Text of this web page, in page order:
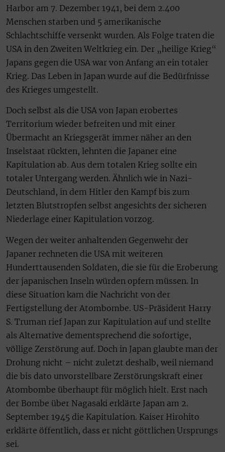
Harbor am 7. Dezember 1941, bei dem 2.400
Menschen starben und 5 amerikanische
Schlachtschiffe versenkt wurden. Als Folge traten die
USA in den Zweiten Weltkrieg ein. Der „heilige Krieg“
Japans gegen die USA war von Anfang an ein totaler
Krieg. Das Leben in Japan wurde auf die Bedürfnisse
des Krieges umgestellt.
Doch selbst als die USA von Japan erobertes
Territorium wieder befreiten und mit einer
Übermacht an Kriegsgerät immer näher an den
Inselstaat rückten, lehnten die Japaner eine
Kapitulation ab. Aus dem totalen Krieg sollte ein
totaler Untergang werden. Ähnlich wie in Nazi-
Deutschland, in dem Hitler den Kampf bis zum
letzten Blutstropfen selbst angesichts der sicheren
Niederlage einer Kapitulation vorzog.
Wegen der weiter anhaltenden Gegenwehr der
Japaner rechneten die USA mit weiteren
Hunderttausenden Soldaten, die sie für die Eroberung
der japanischen Inseln würden opfern müssen. In
diese Situation kam die Nachricht von der
Fertigstellung der Atombombe. US-Präsident Harry
S. Truman rief Japan zur Kapitulation auf und stellte
als Alternative dementsprechend die sofortige,
völlige Zerstörung auf. Doch in Japan glaubte man der
Drohung nicht – nicht zuletzt deshalb, weil niemand
die bis dato unvorstellbare Zerstörungskraft einer
Atombombe überhaupt für möglich hielt. Erst nach
der Bombe über Nagasaki erklärte Japan am 2.
September 1945 die Kapitulation. Kaiser Hirohito
erklärte öffentlich, dass er nicht göttlichen Ursprungs
sei.